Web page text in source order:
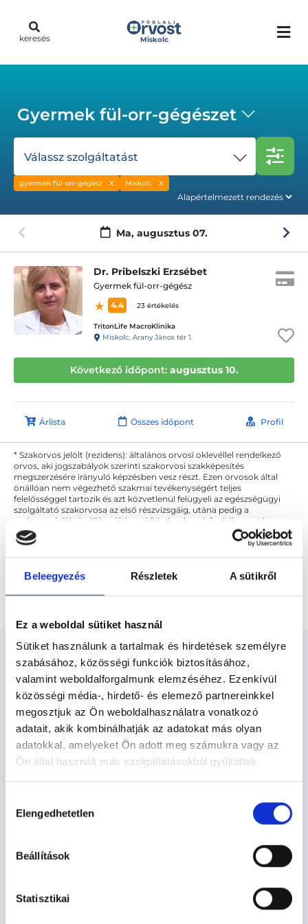
Beleegyezés Részletek A sütikről
Ez a weboldal sütiket használ
Sütiket használunk a tartalmak és hirdetések személyre
szabásához, közösségi funkciók biztosításához,
valamint weboldalforgalmunk elemzéséhez. Ezenkívül
közösségi média-, hirdető- és elemező partnereinkkel
megosztjuk az Ön weboldalhasználatra vonatkozó
adatait, akik kombinálhatják az adatokat más olyan
adatokkal, amelyeket Ön adott meg számukra vagy az
Ön által használt más szolgáltatásokból gyűjtöttek.
szabályzat:https://foglaljorvost.hu/info/foglaljorvost-
kiválasztása
Elengedhetetlen
Beállítások
Statisztikai
keresés Miskolc
Gyermek fül-orr-gégészet
Válassz szolgáltatást
gyermek fül-orr-gégész Miskolc
Ma, augusztus 07.
Dr. Pribelszki Erzsébet
Gyermek fül-orr-gégész
4.4
23 értékelés
TritonLife MacroKlinika
Miskolc, Arany János tér 1.
Következő időpont: augusztus 10.
Árlista Összes időpont Profil
* Szakorvos jelölt (rezidens): általános orvosi oklevéllel rendelkező
orvos, aki jogszabályok szerinti szakorvosi szakképesítés
megszerzésére irányuló képzésben vesz részt. Ezen orvosok által
önállóan nem végezhető szakmai tevékenységért teljes
felelősséggel tartozik és azt közvetlenül felügyeli az egészségügyi
szolgáltató szakorvosa az első részvizsgáig, utána pedig a
szakorvosjelölt önállóan láthat el feladatokat. A foglaljorvost.hu
felelősségét kizárja esetleges névazonosságért bármely szakorvos
és szakorvosjelölt esetén.
Gyermek fül-orr-gégész Miskolc
- Gyermek fül-orr-gégészet
Gyermek fül-orr-gégészet TERÜLETHEZ
orvosok